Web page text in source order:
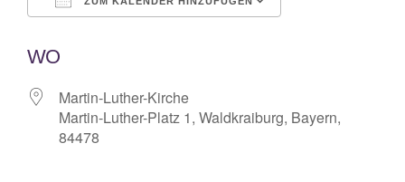
WO
Martin-Luther-Kirche
Martin-Luther-Platz 1, Waldkraiburg, Bayern,
84478